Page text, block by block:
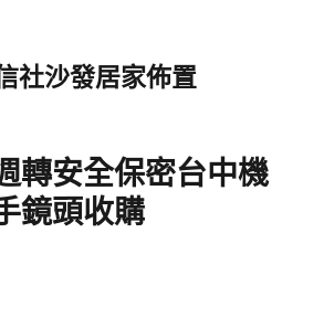
社沙發居家佈置
轉安全保密台中機
鏡頭收購